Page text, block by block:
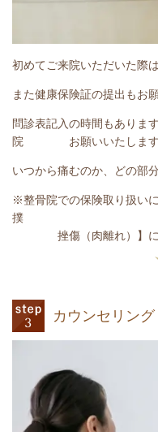
初めてご来院いただいた際
また健康保険証の提出もお
問診表記入の時間もありま
院 お願いいたします
いつから痛むのか、どの部
※整骨院での保険取り扱い
挫傷（肉離れ）】によ
カウンセリング